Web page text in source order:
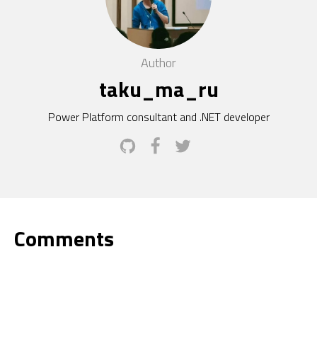
Author
taku_ma_ru
Power Platform consultant and .NET developer
Comments